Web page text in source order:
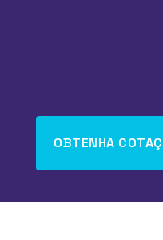
OBTENHA